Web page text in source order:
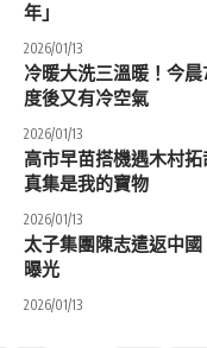
年」
2026/01/13
冷暖大洗三溫暖！今
度後又有冷空氣
2026/01/13
高市早苗搭機遇木村
真集是我的寶物
2026/01/13
太子集團陳志遣返中
曝光
2026/01/13